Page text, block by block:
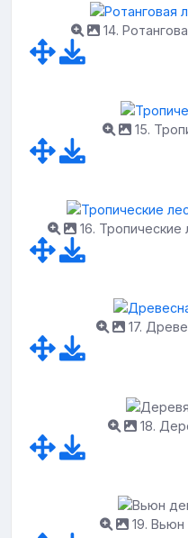
14.
15.
16.
17.
18.
19. Вьюн